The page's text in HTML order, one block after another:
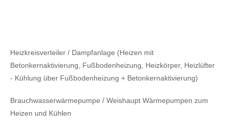
Heizkreisverteiler / Dampfanlage (Heizen mit
Betonkernaktivierung, Fußbodenheizung, Heizkörper, Heizlüfter
- Kühlung über Fußbodenheizung + Betonkernaktivierung)
Brauchwasserwärmepumpe / Weishaupt Wärmepumpen zum
Heizen und Kühlen